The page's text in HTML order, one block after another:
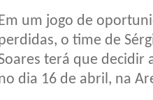
um jogo de
o time de
terá que decidir
dia 16 de abril, na